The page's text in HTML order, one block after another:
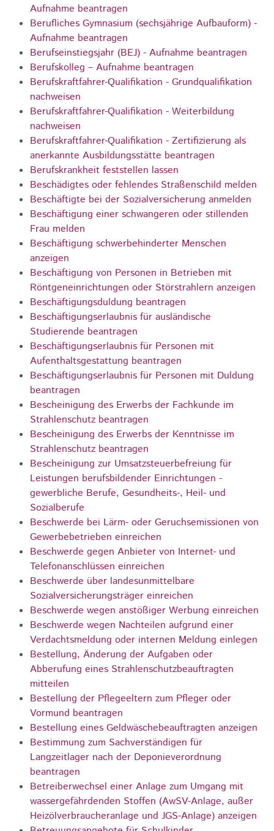
Aufnahme beantragen
Berufliches Gymnasium (sechsjährige Aufbauform) -
Aufnahme beantragen
Berufseinstiegsjahr (BEJ) - Aufnahme beantragen
Berufskolleg – Aufnahme beantragen
Berufskraftfahrer-Qualifikation - Grundqualifikation
nachweisen
Berufskraftfahrer-Qualifikation - Weiterbildung
nachweisen
Berufskraftfahrer-Qualifikation - Zertifizierung als
anerkannte Ausbildungsstätte beantragen
Berufskrankheit feststellen lassen
Beschädigtes oder fehlendes Straßenschild melden
Beschäftigte bei der Sozialversicherung anmelden
Beschäftigung einer schwangeren oder stillenden
Frau melden
Beschäftigung schwerbehinderter Menschen
anzeigen
Beschäftigung von Personen in Betrieben mit
Röntgeneinrichtungen oder Störstrahlern anzeigen
Beschäftigungsduldung beantragen
Beschäftigungserlaubnis für ausländische
Studierende beantragen
Beschäftigungserlaubnis für Personen mit
Aufenthaltsgestattung beantragen
Beschäftigungserlaubnis für Personen mit Duldung
beantragen
Bescheinigung des Erwerbs der Fachkunde im
Strahlenschutz beantragen
Bescheinigung des Erwerbs der Kenntnisse im
Strahlenschutz beantragen
Bescheinigung zur Umsatzsteuerbefreiung für
Leistungen berufsbildender Einrichtungen -
gewerbliche Berufe, Gesundheits-, Heil- und
Sozialberufe
Beschwerde bei Lärm- oder Geruchsemissionen von
Gewerbebetrieben einreichen
Beschwerde gegen Anbieter von Internet- und
Telefonanschlüssen einreichen
Beschwerde über landesunmittelbare
Sozialversicherungsträger einreichen
Beschwerde wegen anstößiger Werbung einreichen
Beschwerde wegen Nachteilen aufgrund einer
Verdachtsmeldung oder internen Meldung einlegen
Bestellung, Änderung der Aufgaben oder
Abberufung eines Strahlenschutzbeauftragten
mitteilen
Bestellung der Pflegeeltern zum Pfleger oder
Vormund beantragen
Bestellung eines Geldwäschebeauftragten anzeigen
Bestimmung zum Sachverständigen für
Langzeitlager nach der Deponieverordnung
beantragen
Betreiberwechsel einer Anlage zum Umgang mit
wassergefährdenden Stoffen (AwSV-Anlage, außer
Heizölverbraucheranlage und JGS-Anlage) anzeigen